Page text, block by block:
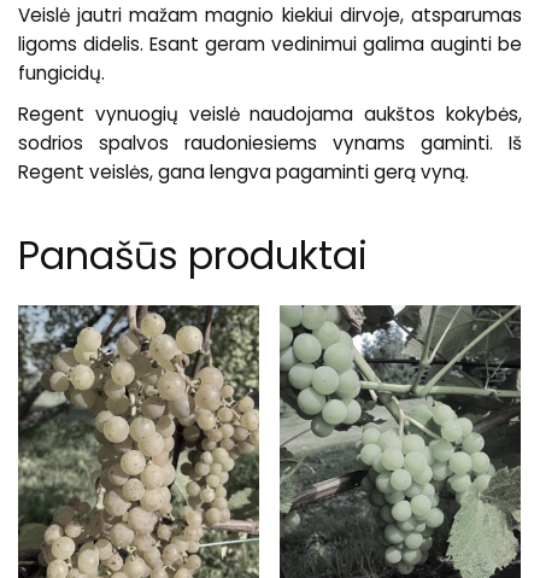
Veislė jautri mažam magnio kiekiui dirvoje, atsparumas
ligoms didelis. Esant geram vedinimui galima auginti be
fungicidų.
Regent vynuogių veislė naudojama aukštos kokybės,
sodrios spalvos raudoniesiems vynams gaminti. Iš
Regent veislės, gana lengva pagaminti gerą vyną.
Panašūs produktai